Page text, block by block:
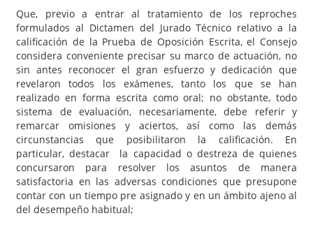
Que, previo a entrar al tratamiento de los reproches
formulados al Dictamen del Jurado Técnico relativo a la
calificación de la Prueba de Oposición Escrita, el Consejo
considera conveniente precisar su marco de actuación, no
sin antes reconocer el gran esfuerzo y dedicación que
revelaron todos los exámenes, tanto los que se han
realizado en forma escrita como oral; no obstante, todo
sistema de evaluación, necesariamente, debe referir y
remarcar omisiones y aciertos, así como las demás
circunstancias que posibilitaron la calificación. En
particular, destacar la capacidad o destreza de quienes
concursaron para resolver los asuntos de manera
satisfactoria en las adversas condiciones que presupone
contar con un tiempo pre asignado y en un ámbito ajeno al
del desempeño habitual;